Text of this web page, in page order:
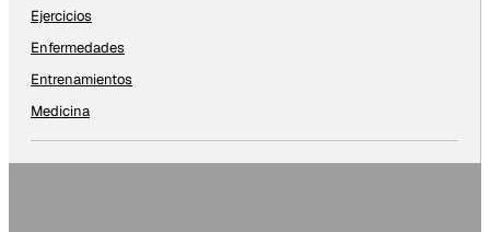
Ejercicios
Enfermedades
Entrenamientos
Medicina